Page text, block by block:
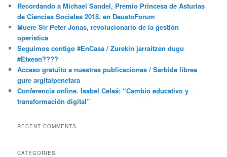
Recordando a Michael Sandel, Premio Princesa de Asturias
de Ciencias Sociales 2018, en DeustoForum
Muere Sir Peter Jonas, revolucionario de la gestión
operística
Seguimos contigo #EnCasa / Zurekin jarraitzen dugu
#Etxean????
Acceso gratuito a nuestras publicaciones / Sarbide librea
gure argitalpenetara
Conferencia online. Isabel Celaá: “Cambio educativo y
transformación digital”
RECENT COMMENTS
CATEGORIES